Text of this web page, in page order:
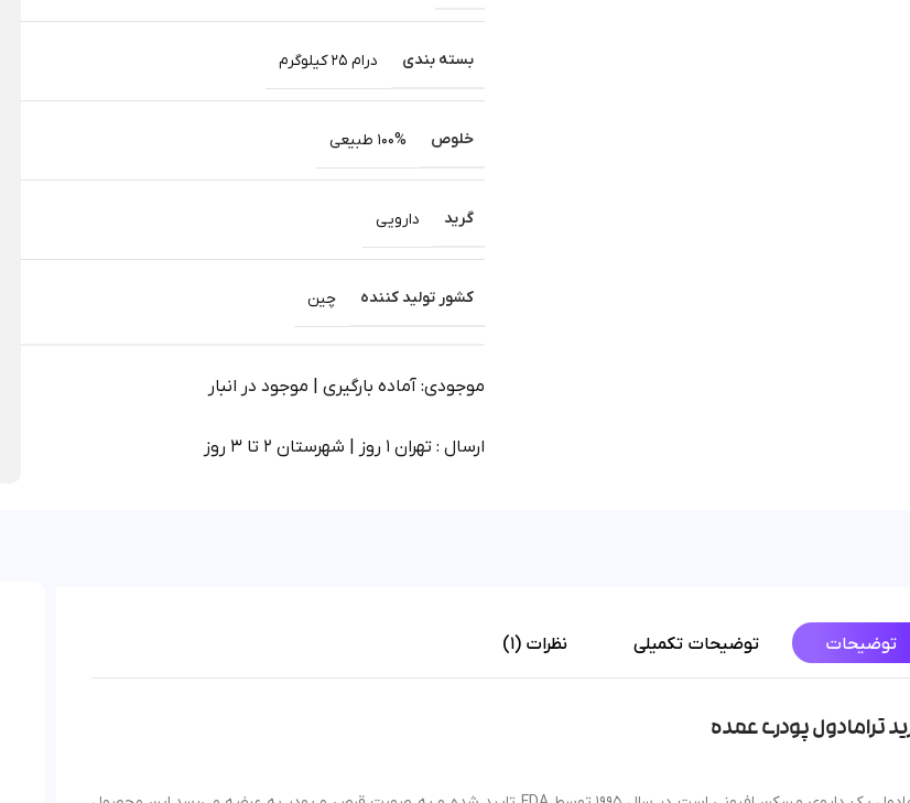
بسته بندی درام 25 کیلوگرم
خلوص 100% طبیعی
گرید دارویی
کشور تولید کننده چین
موجودی: آماده بارگیری | موجود در انبار
ارسال : تهران 1 روز | شهرستان 2 تا 3 روز
توضیحات توضیحات تکمیلی نظرات (1)
ترامادول پودری عمده